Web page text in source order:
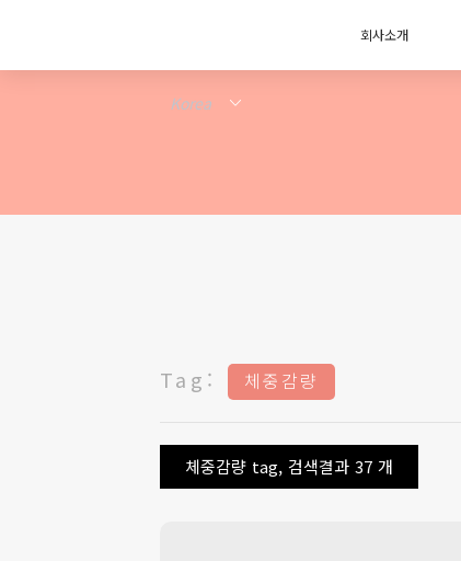
회사소개
Tag: 체중감량
체중감량 tag, 검색결과 37 개